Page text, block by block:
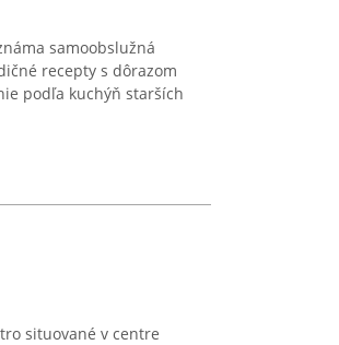
samoobslužná
recepty s dôrazom
podľa kuchýň starších
situované v centre